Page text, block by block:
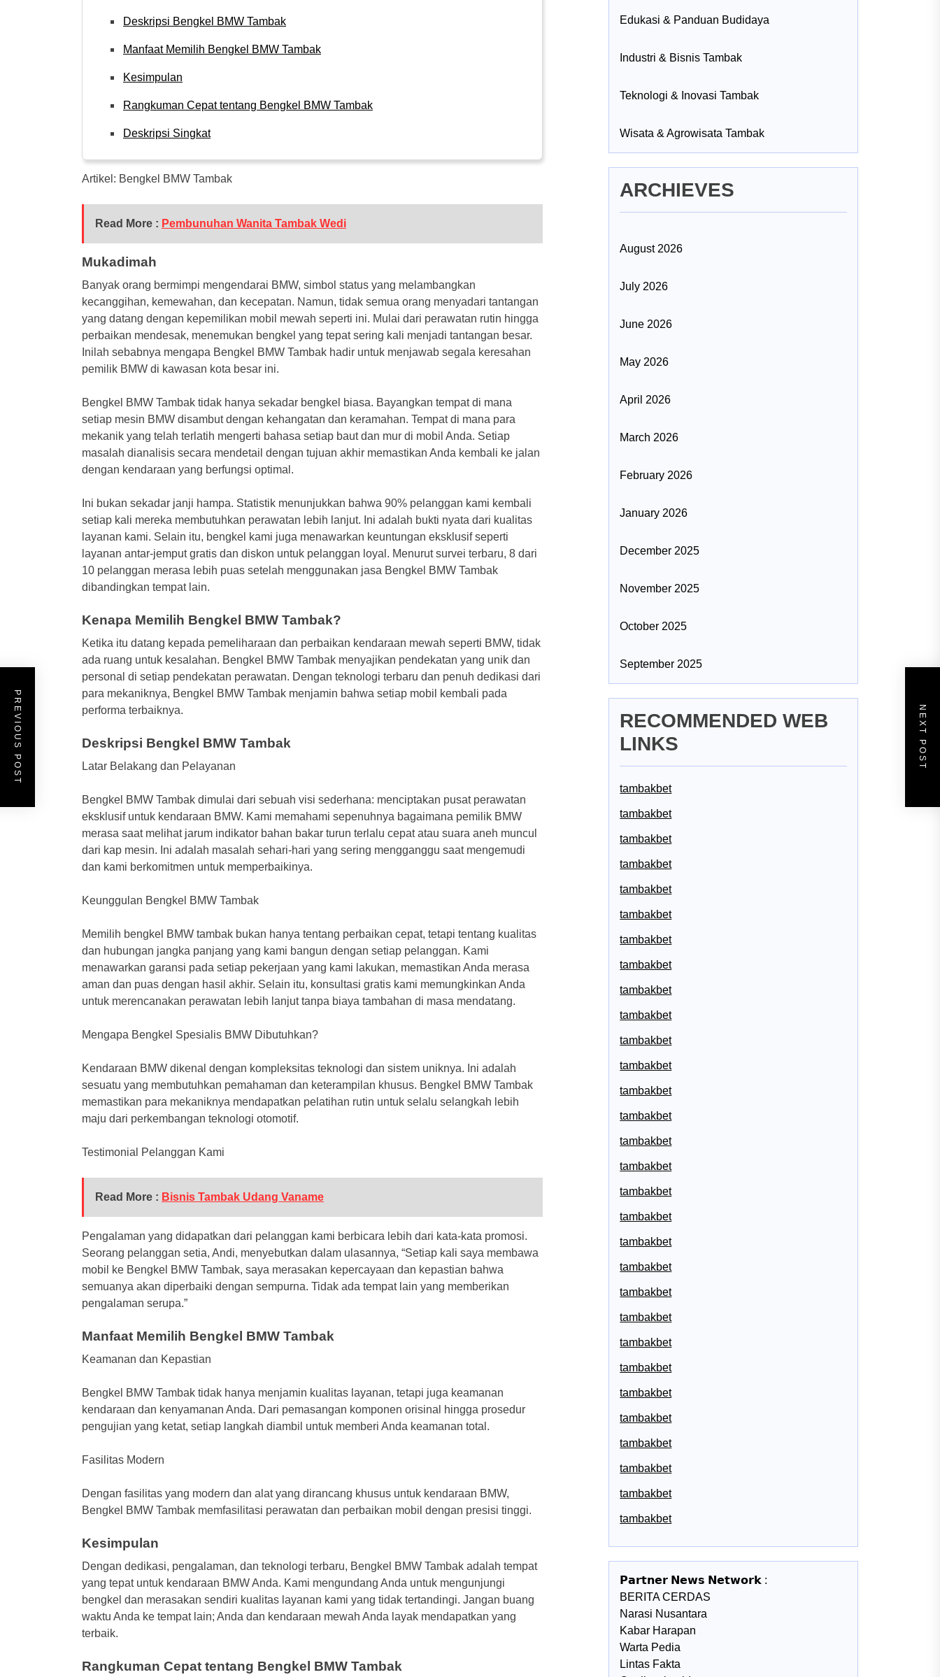
Deskripsi Bengkel BMW Tambak
Manfaat Memilih Bengkel BMW Tambak
Kesimpulan
Rangkuman Cepat tentang Bengkel BMW Tambak
Deskripsi Singkat
Artikel: Bengkel BMW Tambak
Read More : Pembunuhan Wanita Tambak Wedi
Mukadimah
Banyak orang bermimpi mengendarai BMW, simbol status yang melambangkan
kecanggihan, kemewahan, dan kecepatan. Namun, tidak semua orang menyadari tantangan
yang datang dengan kepemilikan mobil mewah seperti ini. Mulai dari perawatan rutin hingga
perbaikan mendesak, menemukan bengkel yang tepat sering kali menjadi tantangan besar.
Inilah sebabnya mengapa Bengkel BMW Tambak hadir untuk menjawab segala keresahan
pemilik BMW di kawasan kota besar ini.
Bengkel BMW Tambak tidak hanya sekadar bengkel biasa. Bayangkan tempat di mana
setiap mesin BMW disambut dengan kehangatan dan keramahan. Tempat di mana para
mekanik yang telah terlatih mengerti bahasa setiap baut dan mur di mobil Anda. Setiap
masalah dianalisis secara mendetail dengan tujuan akhir memastikan Anda kembali ke jalan
dengan kendaraan yang berfungsi optimal.
Ini bukan sekadar janji hampa. Statistik menunjukkan bahwa 90% pelanggan kami kembali
setiap kali mereka membutuhkan perawatan lebih lanjut. Ini adalah bukti nyata dari kualitas
layanan kami. Selain itu, bengkel kami juga menawarkan keuntungan eksklusif seperti
layanan antar-jemput gratis dan diskon untuk pelanggan loyal. Menurut survei terbaru, 8 dari
10 pelanggan merasa lebih puas setelah menggunakan jasa Bengkel BMW Tambak
dibandingkan tempat lain.
Kenapa Memilih Bengkel BMW Tambak?
Ketika itu datang kepada pemeliharaan dan perbaikan kendaraan mewah seperti BMW, tidak
ada ruang untuk kesalahan. Bengkel BMW Tambak menyajikan pendekatan yang unik dan
personal di setiap pendekatan perawatan. Dengan teknologi terbaru dan penuh dedikasi dari
para mekaniknya, Bengkel BMW Tambak menjamin bahwa setiap mobil kembali pada
performa terbaiknya.
Deskripsi Bengkel BMW Tambak
Latar Belakang dan Pelayanan
Bengkel BMW Tambak dimulai dari sebuah visi sederhana: menciptakan pusat perawatan
eksklusif untuk kendaraan BMW. Kami memahami sepenuhnya bagaimana pemilik BMW
merasa saat melihat jarum indikator bahan bakar turun terlalu cepat atau suara aneh muncul
dari kap mesin. Ini adalah masalah sehari-hari yang sering mengganggu saat mengemudi
dan kami berkomitmen untuk memperbaikinya.
Keunggulan Bengkel BMW Tambak
Memilih bengkel BMW tambak bukan hanya tentang perbaikan cepat, tetapi tentang kualitas
dan hubungan jangka panjang yang kami bangun dengan setiap pelanggan. Kami
menawarkan garansi pada setiap pekerjaan yang kami lakukan, memastikan Anda merasa
aman dan puas dengan hasil akhir. Selain itu, konsultasi gratis kami memungkinkan Anda
untuk merencanakan perawatan lebih lanjut tanpa biaya tambahan di masa mendatang.
Mengapa Bengkel Spesialis BMW Dibutuhkan?
Kendaraan BMW dikenal dengan kompleksitas teknologi dan sistem uniknya. Ini adalah
sesuatu yang membutuhkan pemahaman dan keterampilan khusus. Bengkel BMW Tambak
memastikan para mekaniknya mendapatkan pelatihan rutin untuk selalu selangkah lebih
maju dari perkembangan teknologi otomotif.
Testimonial Pelanggan Kami
Read More : Bisnis Tambak Udang Vaname
Pengalaman yang didapatkan dari pelanggan kami berbicara lebih dari kata-kata promosi.
Seorang pelanggan setia, Andi, menyebutkan dalam ulasannya, “Setiap kali saya membawa
mobil ke Bengkel BMW Tambak, saya merasakan kepercayaan dan kepastian bahwa
semuanya akan diperbaiki dengan sempurna. Tidak ada tempat lain yang memberikan
pengalaman serupa.”
Manfaat Memilih Bengkel BMW Tambak
Keamanan dan Kepastian
Bengkel BMW Tambak tidak hanya menjamin kualitas layanan, tetapi juga keamanan
kendaraan dan kenyamanan Anda. Dari pemasangan komponen orisinal hingga prosedur
pengujian yang ketat, setiap langkah diambil untuk memberi Anda keamanan total.
Fasilitas Modern
Dengan fasilitas yang modern dan alat yang dirancang khusus untuk kendaraan BMW,
Bengkel BMW Tambak memfasilitasi perawatan dan perbaikan mobil dengan presisi tinggi.
Kesimpulan
Dengan dedikasi, pengalaman, dan teknologi terbaru, Bengkel BMW Tambak adalah tempat
yang tepat untuk kendaraan BMW Anda. Kami mengundang Anda untuk mengunjungi
bengkel dan merasakan sendiri kualitas layanan kami yang tidak tertandingi. Jangan buang
waktu Anda ke tempat lain; Anda dan kendaraan mewah Anda layak mendapatkan yang
terbaik.
Rangkuman Cepat tentang Bengkel BMW Tambak
PREVIOUS POST NEXT POST
Edukasi & Panduan Budidaya
Industri & Bisnis Tambak
Teknologi & Inovasi Tambak
Wisata & Agrowisata Tambak
ARCHIEVES
August 2026
July 2026
June 2026
May 2026
April 2026
March 2026
February 2026
January 2026
December 2025
November 2025
October 2025
September 2025
RECOMMENDED WEB
LINKS
tambakbet
tambakbet
tambakbet
tambakbet
tambakbet
tambakbet
tambakbet
tambakbet
tambakbet
tambakbet
tambakbet
tambakbet
tambakbet
tambakbet
tambakbet
tambakbet
tambakbet
tambakbet
tambakbet
tambakbet
tambakbet
tambakbet
tambakbet
tambakbet
tambakbet
tambakbet
tambakbet
tambakbet
tambakbet
tambakbet
𝗣𝗮𝗿𝘁𝗻𝗲𝗿 𝗡𝗲𝘄𝘀 𝗡𝗲𝘁𝘄𝗼𝗿𝗸 :
BERITA CERDAS
Narasi Nusantara
Kabar Harapan
Warta Pedia
Lintas Fakta